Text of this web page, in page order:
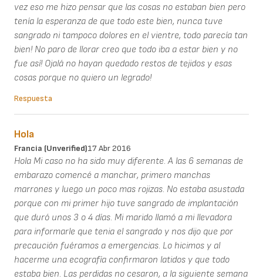
vez eso me hizo pensar que las cosas no estaban bien pero
tenía la esperanza de que todo este bien, nunca tuve
sangrado ni tampoco dolores en el vientre, todo parecía tan
bien! No paro de llorar creo que todo iba a estar bien y no
fue así! Ojalá no hayan quedado restos de tejidos y esas
cosas porque no quiero un legrado!
Respuesta
Hola
Francia (unverified)17 Abr 2016
Hola Mi caso no ha sido muy diferente. A las 6 semanas de
embarazo comencé a manchar, primero manchas
marrones y luego un poco mas rojizas. No estaba asustada
porque con mi primer hijo tuve sangrado de implantación
que duró unos 3 o 4 días. Mi marido llamó a mi llevadora
para informarle que tenia el sangrado y nos dijo que por
precaución fuéramos a emergencias. Lo hicimos y al
hacerme una ecografía confirmaron latidos y que todo
estaba bien. Las perdidas no cesaron, a la siguiente semana